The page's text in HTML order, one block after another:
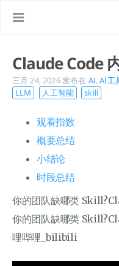
Claude Code
三月 24, 2026发布在 AI,AI工
LLM
人工智能 skill
观看指数
概要总结
小结论
时段总结
你的团队缺哪类
你的团队缺哪类
哩哔哩_bilibili